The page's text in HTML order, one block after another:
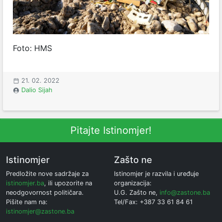
Foto: HMS
21. 02. 2022
Dalio Sijah
Pitajte Istinomjer!
Istinomjer
Predložite nove sadržaje za
istinomjer.ba, ili upozorite na
neodgovornost političara.
Pišite nam na:
istinomjer@zastone.ba
Zašto ne
Istinomjer je razvila i uređuje
organizacija:
U.G. Zašto ne, info@zastone.ba
Tel/Fax: +387 33 61 84 61